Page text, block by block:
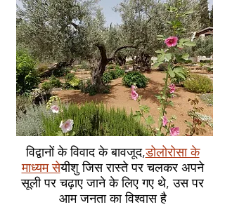
विद्वानों के विवाद के बावजूद,डोलोरोसा के
माध्यम सेयीशु जिस रास्ते पर चलकर अपने
सूली पर चढ़ाए जाने के लिए गए थे, उस पर
आम जनता का विश्वास है